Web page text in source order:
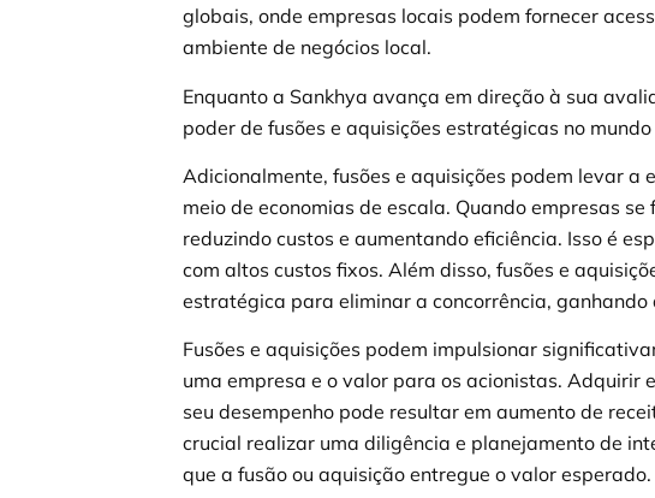
globais, onde empresas locais podem fornecer
ambiente de negócios local.
Enquanto a Sankhya avança em direção à sua
poder de fusões e aquisições estratégicas no
Adicionalmente, fusões e aquisições podem levar a
meio de economias de escala. Quando empresas
reduzindo custos e aumentando eficiência. Isso é
com altos custos fixos. Além disso, fusões e
estratégica para eliminar a concorrência,
Fusões e aquisições podem impulsionar
uma empresa e o valor para os acionistas. Adquirir
seu desempenho pode resultar em aumento de
crucial realizar uma diligência e planejamento de
que a fusão ou aquisição entregue o valor esperado.